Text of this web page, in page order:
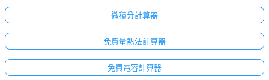
微積分計算器
免費量熱法計算器
免費電容計算器